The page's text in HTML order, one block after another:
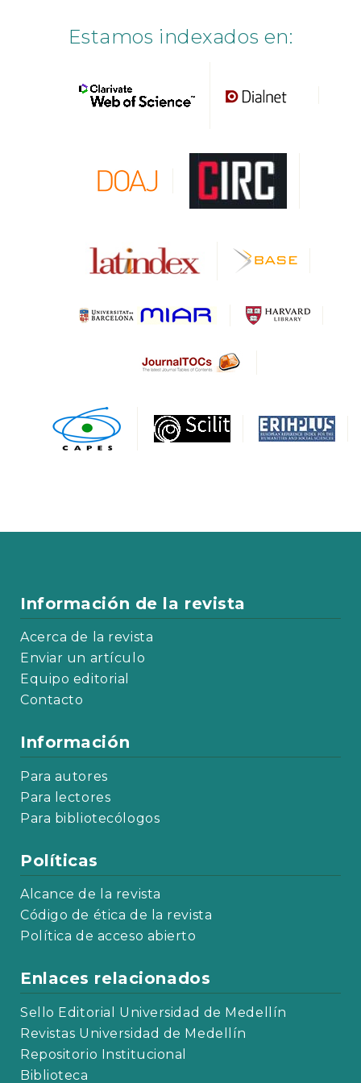
Estamos indexados en:
Información de la revista
Acerca de la revista
Enviar un artículo
Equipo editorial
Contacto
Información
Para autores
Para lectores
Para bibliotecólogos
Políticas
Alcance de la revista
Código de ética de la revista
Política de acceso abierto
Enlaces relacionados
Sello Editorial Universidad de Medellín
Revistas Universidad de Medellín
Repositorio Institucional
Biblioteca